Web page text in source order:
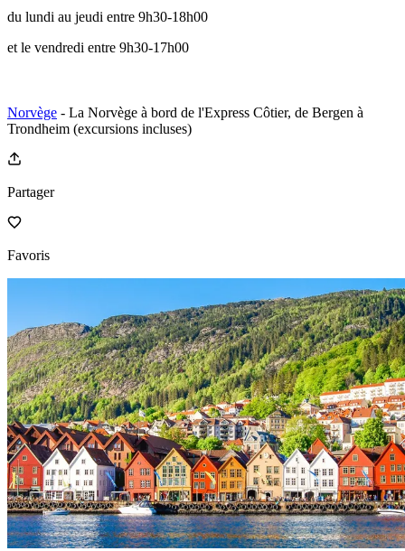
du lundi au jeudi entre 9h30-18h00
et le vendredi entre 9h30-17h00
Norvège - La Norvège à bord de l'Express Côtier, de Bergen à
Trondheim (excursions incluses)
Partager
Favoris